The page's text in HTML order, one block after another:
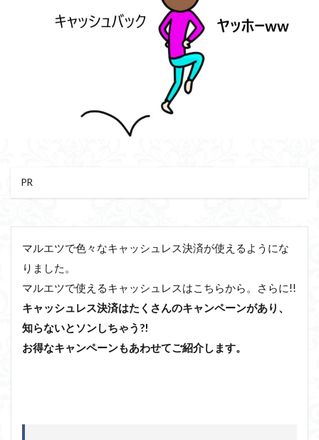
PR
マルエツで色々なキャッシュレス決済が使えるようにな
りました。
マルエツで使えるキャッシュレスはこちらから。さらに!!
キャッシュレス決済はたくさんのキャンペーンがあり、
知らないとソンしちゃう?!
お得なキャンペーンもあわせてご紹介します。